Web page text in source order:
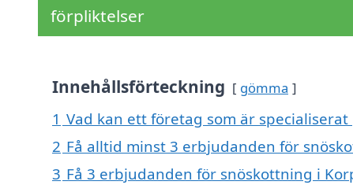
förpliktelser
Innehållsförteckning gömma
1 Vad kan ett företag som är
2 Få alltid minst 3 erbjudanden för
3 Få 3 erbjudanden för snöskottning i